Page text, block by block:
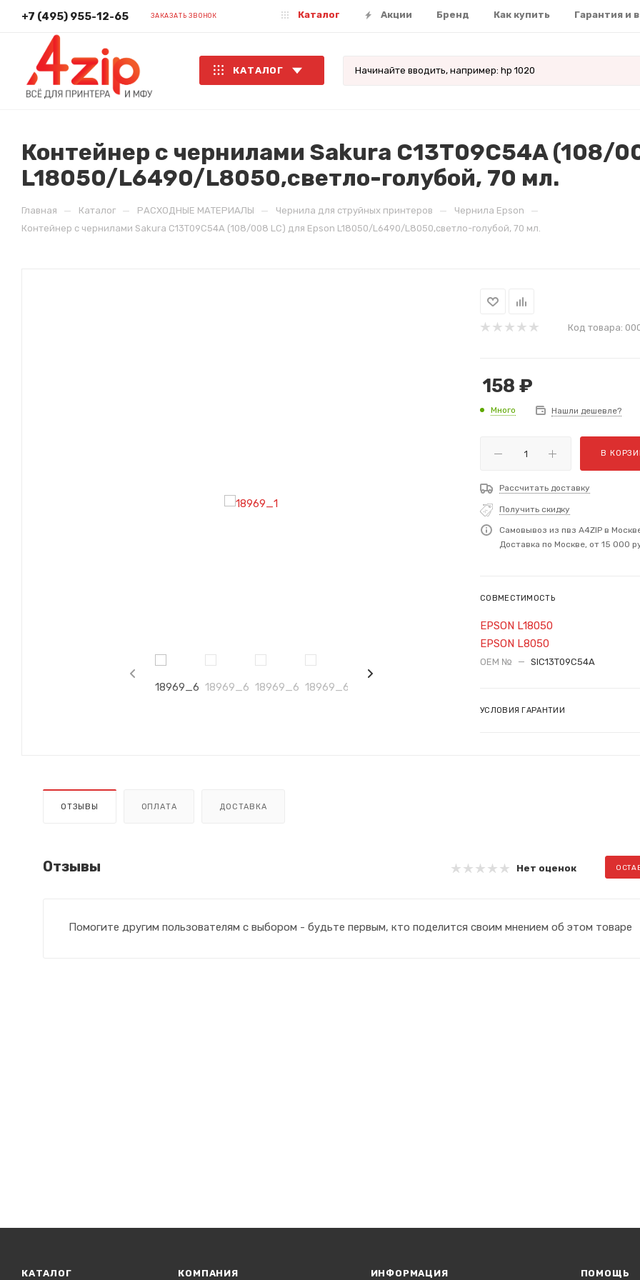
+7 (495) 955-12-65 ЗАКАЗАТЬ ЗВОНОК Каталог Акции Бренд Как купить Гарантия и
КАТАЛОГ
Контейнер с чернилами Sakura C13T09C54A (108/
L18050/L6490/L8050,светло-голубой, 70 мл.
Главная — Каталог — РАСХОДНЫЕ МАТЕРИАЛЫ — Чернила для струйных принтеров — Чернила Epson —
Контейнер с чернилами Sakura C13T09C54A (108/008 LC) для Epson L18050/L6490/L8050,светло-голубой, 70 мл.
Код товара:
158 ₽
Много Нашли дешевле?
В
Рассчитать доставку
Получить скидку
Самовывоз из пвз A4ZIP в
Доставка по Москве, от 15 000
СОВМЕСТИМОСТЬ
EPSON L18050
EPSON L8050
OEM № — SIC13T09C54A
УСЛОВИЯ ГАРАНТИИ
ОТЗЫВЫ ОПЛАТА ДОСТАВКА
Отзывы Нет оценок
Помогите другим пользователям с выбором - будьте первым, кто поделится своим мнением об этом товаре
КАТАЛОГ КОМПАНИЯ ИНФОРМАЦИЯ ПОМОЩЬ